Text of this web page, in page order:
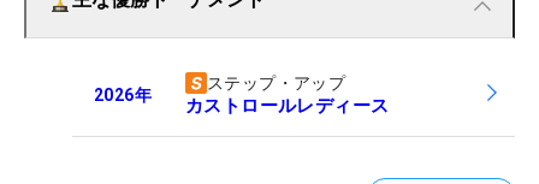
2026年
ステップ・アップ
カストロールレディース